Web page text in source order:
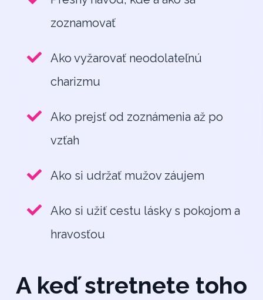
zoznamovať
Ako vyžarovať neodolateľnú
charizmu
Ako prejsť od zoznámenia až po
vzťah
Ako si udržať mužov záujem
Ako si užiť cestu lásky s pokojom a
hravosťou
A keď stretnete toho